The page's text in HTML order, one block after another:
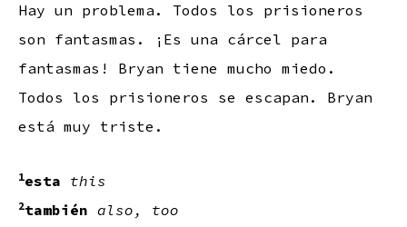
Hay un problema. Todos los prisioneros
son fantasmas. ¡Es una cárcel para
fantasmas! Bryan tiene mucho miedo.
Todos los prisioneros se escapan. Bryan
está muy triste.
1esta this
2también also, too